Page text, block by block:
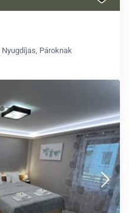
Nyugdíjas, Pároknak